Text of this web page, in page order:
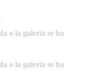
o la galería se ha
o la galería se ha